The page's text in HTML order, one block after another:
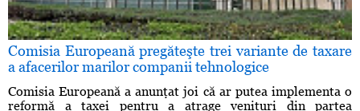
Comisia Europeană pregăteşte trei variante de taxare
a afacerilor marilor companii tehnologice
Comisia Europeană a anunţat joi că ar putea implementa o
reformă a taxei pentru a atrage venituri din partea